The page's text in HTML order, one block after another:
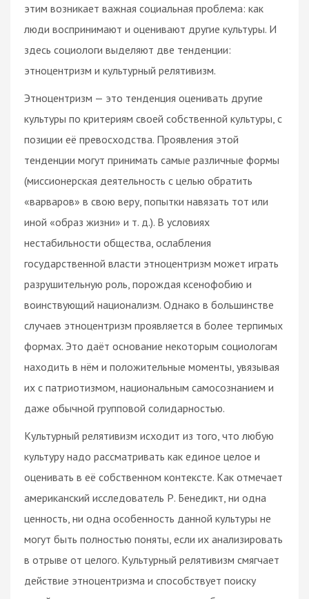
этим возникает важная социальная проблема: как
люди воспринимают и оценивают другие культуры. И
здесь социологи выделяют две тенденции:
этноцентризм и культурный релятивизм.
Этноцентризм — это тенденция оценивать другие
культуры по критериям своей собственной культуры, с
позиции её превосходства. Проявления этой
тенденции могут принимать самые различные формы
(миссионерская деятельность с целью обратить
«варваров» в свою веру, попытки навязать тот или
иной «образ жизни» и т. д.). В условиях
нестабильности общества, ослабления
государственной власти этноцентризм может играть
разрушительную роль, порождая ксенофобию и
воинствующий национализм. Однако в большинстве
случаев этноцентризм проявляется в более терпимых
формах. Это даёт основание некоторым социологам
находить в нём и положительные моменты, увязывая
их с патриотизмом, национальным самосознанием и
даже обычной групповой солидарностью.
Культурный релятивизм исходит из того, что любую
культуру надо рассматривать как единое целое и
оценивать в её собственном контексте. Как отмечает
американский исследователь Р. Бенедикт, ни одна
ценность, ни одна особенность данной культуры не
могут быть полностью поняты, если их анализировать
в отрыве от целого. Культурный релятивизм смягчает
действие этноцентризма и способствует поиску